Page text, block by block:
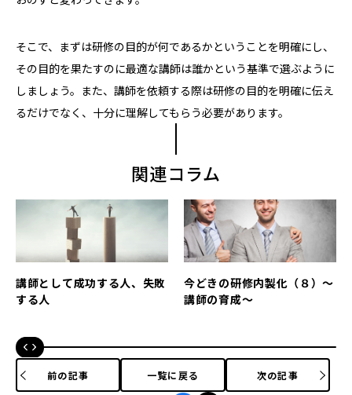
そこで、まずは研修の目的が何であるかということを明確にし、
その目的を果たすのに最適な講師は誰かという基準で選ぶように
しましょう。また、講師を依頼する際は研修の目的を明確に伝え
るだけでなく、十分に理解してもらう必要があります。
関連コラム
講師として成功する人、失敗
する人
今どきの研修内製化（８）～
講師の育成～
前の記事 一覧に戻る 次の記事